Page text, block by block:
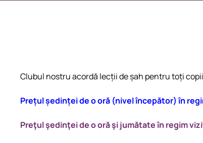
Clubul nostru acordă lecții de șah pentru toți
Prețul ședinței de o oră (nivel începător) în
Preţul şedinţei de o oră şi jumătate în regim